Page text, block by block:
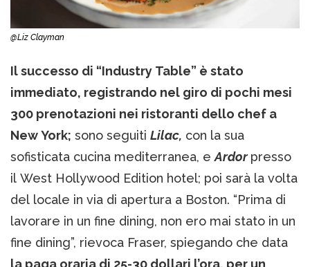
@Liz Clayman
Il successo di “Industry Table” è stato
immediato, registrando nel giro di pochi mesi
300 prenotazioni nei ristoranti dello chef a
New York; sono seguiti Lilac, con la sua
sofisticata cucina mediterranea, eArdorpresso
il West Hollywood Edition hotel; poi sarà la volta
del locale in via di apertura a Boston. “Prima di
lavorare in un fine dining, non ero mai stato in un
fine dining”, rievoca Fraser, spiegando che data
la paga oraria di 25-30 dollari l’ora, per un